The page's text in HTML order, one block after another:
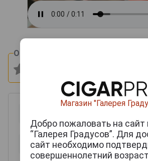
Оцените и напишите отзыв:
Магазин "Галерея
Добро пожаловать на сайт
“Галерея Градусов”. Для
сайт необходимо
совершеннолетний